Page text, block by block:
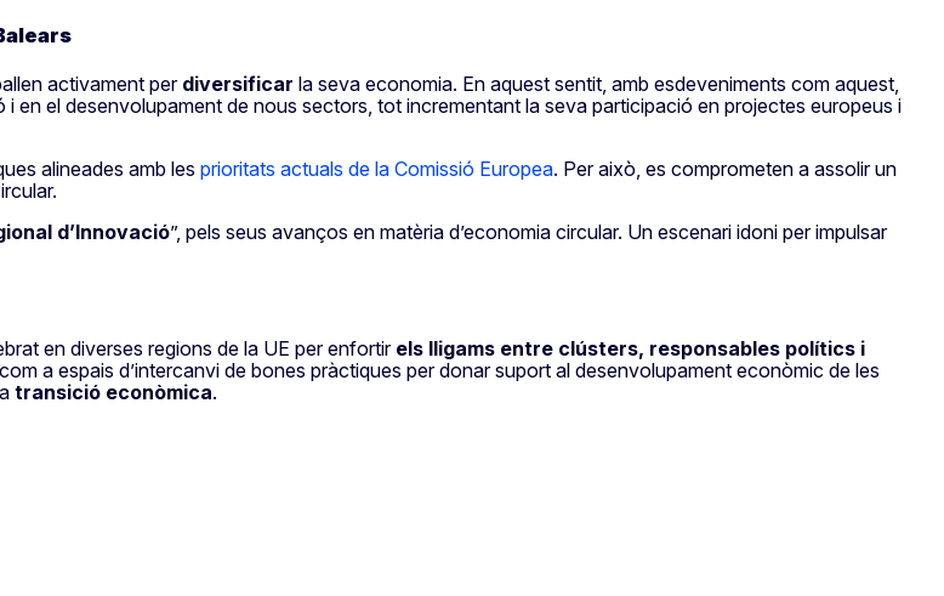
activament per diversificar la seva economia. En aquest sentit, amb esdeveniments com aquest,
en el desenvolupament de nous sectors, tot incrementant la seva participació en projectes europeus i
alineades amb les prioritats actuals de la Comissió Europea. Per això, es comprometen a assolir un
d’Innovació”, pels seus avanços en matèria d’economia circular. Un escenari idoni per impulsar
en diverses regions de la UE per enfortir els lligams entre clústers, responsables polítics i
a espais d’intercanvi de bones pràctiques per donar suport al desenvolupament econòmic de les
transició econòmica.